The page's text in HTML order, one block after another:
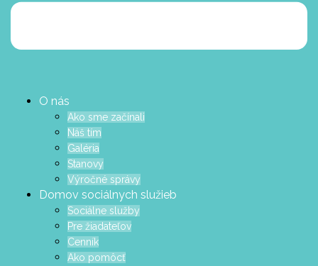
O nás
Ako sme začínali
Náš tím
Galéria
Stanovy
Výročné správy
Domov sociálnych služieb
Sociálne služby
Pre žiadateľov
Cenník
Ako pomôcť